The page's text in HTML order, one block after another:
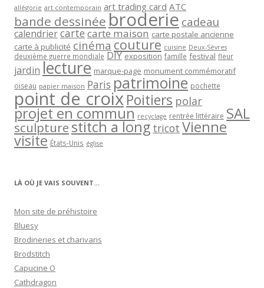
allégorie art contemporain art trading card ATC
bande dessinée broderie cadeau
calendriercartecarte maison carte postale ancienne
carte à publicité cinéma couture cuisine Deux-Sèvres
deuxième guerre mondiale DIY exposition famille festival fleur
jardin lecture marque-page monument commémoratif
oiseau papier maison Paris patrimoine pochette
point de croixPoitiers polar
projet en commun recyclage rentrée littéraire SAL
sculpturestitch a long tricot Vienne
visite États-Unis église
LÀ OÙ JE VAIS SOUVENT…
Mon site de préhistoire
Bluesy
Brodineries et charivaris
Brodstitch
Capucine O
Cathdragon